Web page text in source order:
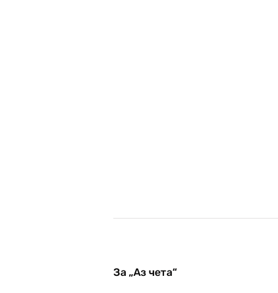
За „Аз чета“